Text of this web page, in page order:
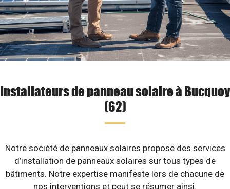
Installateurs de panneau solaire à Bucquoy
(62)
Notre société de panneaux solaires propose des services
d’installation de panneaux solaires sur tous types de
bâtiments. Notre expertise manifeste lors de chacune de
nos interventions et peut se résumer ainsi.